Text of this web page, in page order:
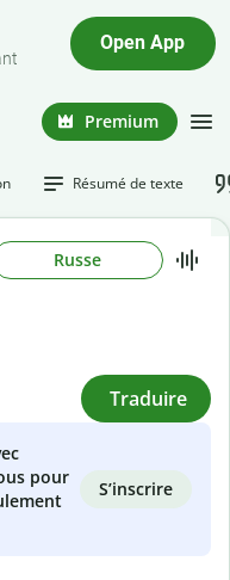
Open App
Premium
Résumé de texte
Russe
Traduire
pour
S’inscrire